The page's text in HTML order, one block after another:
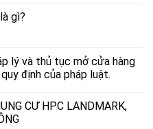
gì?
lý và thủ tục mở cửa hàng
định của pháp luật.
CƯ HPC LANDMARK,